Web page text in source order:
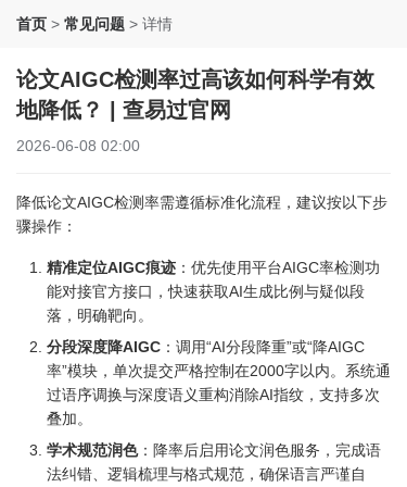
首页 > 常见问题 > 详情
论文AIGC检测率过高该如何科学有效
地降低？ | 查易过官网
2026-06-08 02:00
降低论文AIGC检测率需遵循标准化流程，建议按以下步
骤操作：
精准定位AIGC痕迹 ：优先使用平台AIGC率检测功
能对接官方接口，快速获取AI生成比例与疑似段
落，明确靶向。
分段深度降AIGC ：调用“AI分段降重”或“降AIGC
率”模块，单次提交严格控制在2000字以内。系统通
过语序调换与深度语义重构消除AI指纹，支持多次
叠加。
学术规范润色：降率后启用论文润色服务，完成语
法纠错、逻辑梳理与格式规范，确保语言严谨自